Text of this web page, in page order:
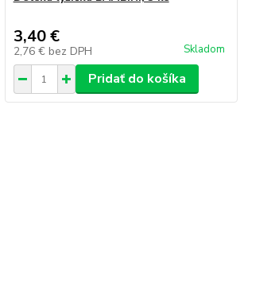
3,40 €
2,76 € bez DPH Skladom
Pridať do košíka